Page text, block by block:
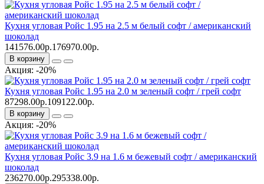
Кухня угловая Ройс 1.95 на 2.5 м белый софт / американский
шоколад
141576.00р.176970.00р.
В корзину
Акция: -20%
Кухня угловая Ройс 1.95 на 2.0 м зеленый софт / грей софт
87298.00р.109122.00р.
В корзину
Акция: -20%
Кухня угловая Ройс 3.9 на 1.6 м бежевый софт / американский
шоколад
236270.00р.295338.00р.